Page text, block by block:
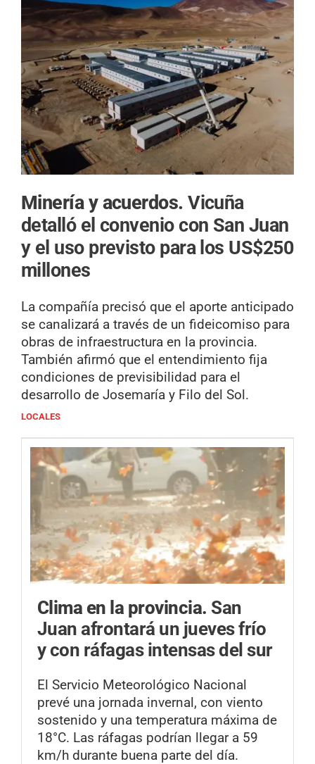
Minería y acuerdos.Vicuña
detalló el convenio con San Juan
y el uso previsto para los US$250
millones
La compañía precisó que el aporte anticipado
se canalizará a través de un fideicomiso para
obras de infraestructura en la provincia.
También afirmó que el entendimiento fija
condiciones de previsibilidad para el
desarrollo de Josemaría y Filo del Sol.
LOCALES
Clima en la provincia. San
Juan afrontará un jueves frío
y con ráfagas intensas del sur
El Servicio Meteorológico Nacional
prevé una jornada invernal, con viento
sostenido y una temperatura máxima de
18°C. Las ráfagas podrían llegar a 59
km/h durante buena parte del día.